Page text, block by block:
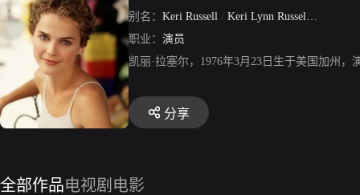
别名： Keri Russell / Keri Lynn Russell /
职业： 演员
凯丽·拉塞尔，1976年3月23日生于美国加州
分享
全部作品电视剧 电影